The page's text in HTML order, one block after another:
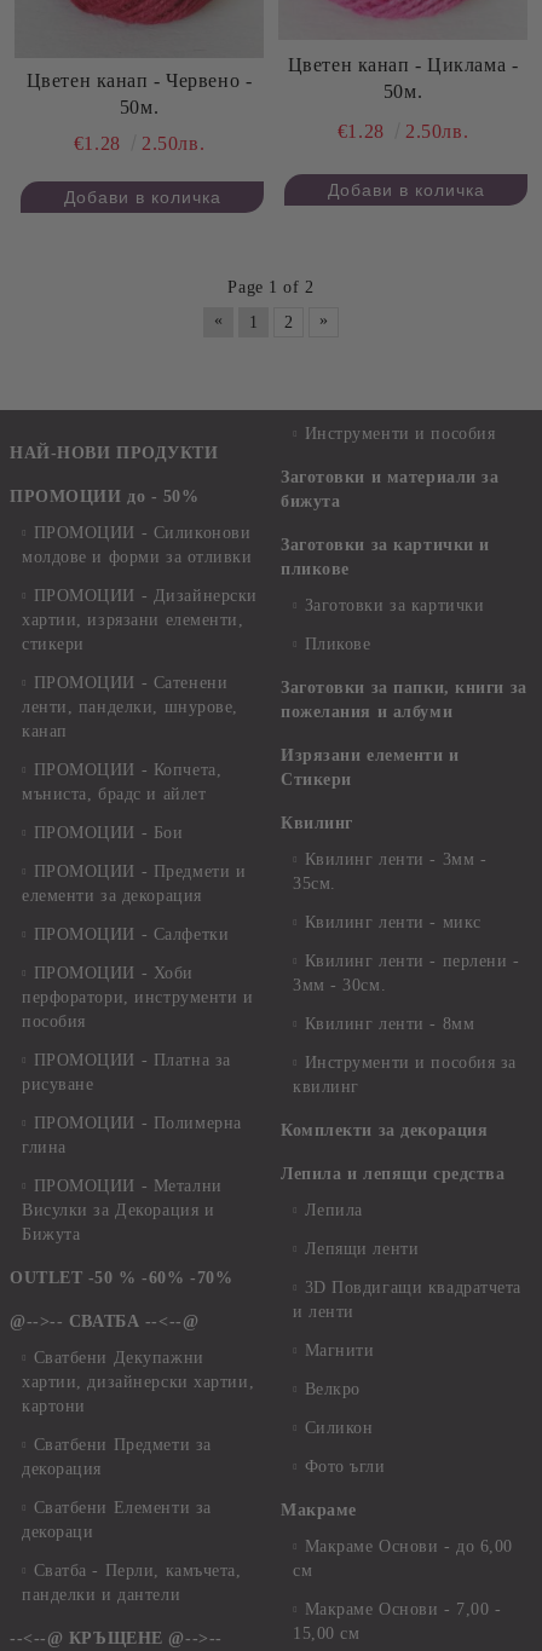
Цветен канап - Червено -
50м.
€1.28
2.50лв.
Цветен канап - Циклама -
50м.
€1.28
2.50лв.
Page 1 of 2
«
1 2 »
НАЙ-НОВИ ПРОДУКТИ
ПРОМОЦИИ до - 50%
ПРОМОЦИИ - Силиконови
молдове и форми за отливки
ПРОМОЦИИ - Дизайнерски
хартии, изрязани елементи,
стикери
ПРОМОЦИИ - Сатенени
ленти, панделки, шнурове,
канап
ПРОМОЦИИ - Копчета,
мъниста, брадс и айлет
ПРОМОЦИИ - Бои
ПРОМОЦИИ - Предмети и
елементи за декорация
ПРОМОЦИИ - Салфетки
ПРОМОЦИИ - Хоби
перфоратори, инструменти и
пособия
ПРОМОЦИИ - Платна за
рисуване
ПРОМОЦИИ - Полимерна
глина
ПРОМОЦИИ - Метални
Висулки за Декорация и
Бижута
OUTLET -50 % -60% -70%
@-->-- СВАТБА --<--@
Сватбени Декупажни
хартии, дизайнерски хартии,
картони
Сватбени Предмети за
декорация
Сватбени Елементи за
декораци
Сватба - Перли, камъчета,
панделки и дантели
--<--@ КРЪЩЕНЕ @-->--
Инструменти и пособия
Заготовки и материали за
бижута
Заготовки за картички и
пликове
Заготовки за картички
Пликове
Заготовки за папки, книги за
пожелания и албуми
Изрязани елементи и
Стикери
Квилинг
Квилинг ленти - 3мм -
35см.
Квилинг ленти - микс
Квилинг ленти - перлени -
3мм - 30см.
Квилинг ленти - 8мм
Инструменти и пособия за
квилинг
Комплекти за декорация
Лепила и лепящи средства
Лепила
Лепящи ленти
3D Повдигащи квадратчета
и ленти
Магнити
Велкро
Силикон
Фото ъгли
Макраме
Макраме Основи - до 6,00
см
Макраме Основи - 7,00 -
15,00 см